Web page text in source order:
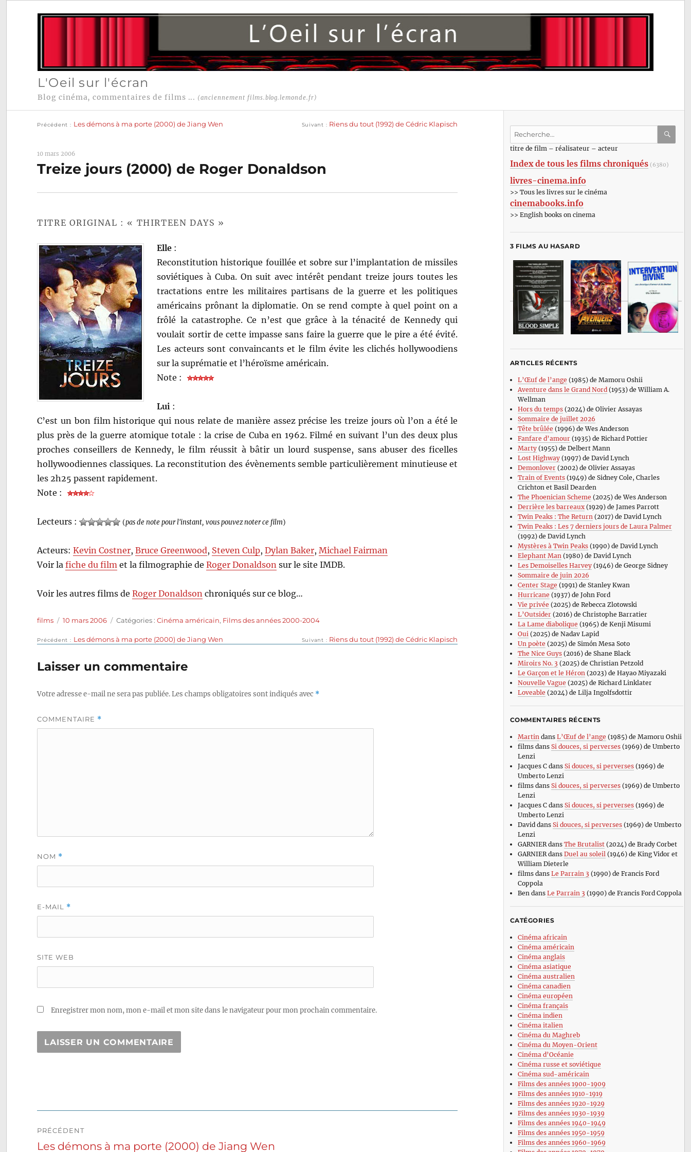
L'Oeil sur l'écran
Blog cinéma, commentaires de films ... (anciennement films.blog.lemonde.fr)
Navigation
l’article
Précédent Les démons à ma porte (2000) de Jiang Wen Suivant Riens du tout (1992) de Cédric Klapisch
10 mars 2006
Treize jours (2000) de Roger Donaldson
TITRE ORIGINAL : « THIRTEEN DAYS »
Elle :
Reconstitution historique fouillée et sobre sur l’implantation de missiles
soviétiques à Cuba. On suit avec intérêt pendant treize jours toutes les
tractations entre les militaires partisans de la guerre et les politiques
américains prônant la diplomatie. On se rend compte à quel point on a
frôlé la catastrophe. Ce n’est que grâce à la ténacité de Kennedy qui
voulait sortir de cette impasse sans faire la guerre que le pire a été évité.
Les acteurs sont convaincants et le film évite les clichés hollywoodiens
sur la suprématie et l’héroïsme américain.
Note :
Lui :
C’est un bon film historique qui nous relate de manière assez précise les treize jours où l’on a été le
plus près de la guerre atomique totale : la crise de Cuba en 1962. Filmé en suivant l’un des deux plus
proches conseillers de Kennedy, le film réussit à bâtir un lourd suspense, sans abuser des ficelles
hollywoodiennes classiques. La reconstitution des évènements semble particulièrement minutieuse et
les 2h25 passent rapidement.
Note :
Lecteurs : (pas de note pour l'instant, vous pouvez noter ce film)
Acteurs:Kevin Costner,Bruce Greenwood, Steven Culp,Dylan Baker,Michael Fairman
Voir lafiche du film et la filmographie deRoger Donaldson sur le site IMDB.
Voir les autres films deRoger Donaldson chroniqués sur ce blog…
Auteur
films
Publié
10 mars 2006 Catégories
Catégories :Cinéma américain, Films des années 2000-2004
Navigation
de
l’article
Précédent
Publication
Les démons à ma porte (2000) de Jiang Wen Suivant
Publication
Riens du tout (1992) de Cédric Klapisch
Laisser un commentaire
Votre adresse e-mail ne sera pas publiée.Les champs obligatoires sont indiqués avec *
COMMENTAIRE *
NOM *
E-MAIL *
SITE WEB
Enregistrer mon nom, mon e-mail et mon site dans le navigateur pour mon prochain commentaire.
de
PRÉCÉDENT
Publication
Les démons à ma porte (2000) de Jiang Wen
Recherche
:titre de film – réalisateur – acteur
Index de tous les films chroniqués (6380)
livres-cinema.info
>> Tous les livres sur le cinéma
cinemabooks.info
>> English books on cinema
3 FILMS AU HASARD
ARTICLES RÉCENTS
L’Œuf de l’ange (1985) de Mamoru Oshii
Aventure dans le Grand Nord(1953) de William A.
Wellman
Hors du temps(2024) de Olivier Assayas
Sommaire de juillet 2026
Tête brûlée (1996) de Wes Anderson
Fanfare d’amour(1935) de Richard Pottier
Marty(1955) de Delbert Mann
Lost Highway(1997) de David Lynch
Demonlover(2002) de Olivier Assayas
Train of Events(1949) de Sidney Cole, Charles
Crichton et Basil Dearden
The Phoenician Scheme (2025) de Wes Anderson
Derrière les barreaux(1929) de James Parrott
Twin Peaks : The Return(2017) de David Lynch
Twin Peaks : Les 7 derniers jours de Laura Palmer
(1992) de David Lynch
Mystères à Twin Peaks(1990) de David Lynch
Elephant Man(1980) de David Lynch
Les Demoiselles Harvey(1946) de George Sidney
Sommaire de juin 2026
Center Stage (1991) de Stanley Kwan
Hurricane (1937) de John Ford
Vie privée (2025) de Rebecca Zlotowski
L’Outsider(2016) de Christophe Barratier
La Lame diabolique (1965) de Kenji Misumi
Oui(2025) de Nadav Lapid
Un poète (2025) de Simón Mesa Soto
The Nice Guys(2016) de Shane Black
Miroirs No. 3 (2025) de Christian Petzold
Le Garçon et le Héron(2023) de Hayao Miyazaki
Nouvelle Vague (2025) de Richard Linklater
Loveable (2024) de Lilja Ingolfsdottir
COMMENTAIRES RÉCENTS
Martin dans L’Œuf de l’ange (1985) de Mamoru Oshii
filmsdans Si douces, si perverses(1969) de Umberto
Lenzi
Jacques Cdans Si douces, si perverses(1969) de
Umberto Lenzi
filmsdans Si douces, si perverses(1969) de Umberto
Lenzi
Jacques Cdans Si douces, si perverses(1969) de
Umberto Lenzi
David dans Si douces, si perverses(1969) de Umberto
Lenzi
GARNIERdans The Brutalist(2024) de Brady Corbet
GARNIERdans Duel au soleil (1946) de King Vidor et
William Dieterle
filmsdans Le Parrain 3 (1990) de Francis Ford
Coppola
Ben dans Le Parrain 3 (1990) de Francis Ford Coppola
CATÉGORIES
Cinéma africain
Cinéma américain
Cinéma anglais
Cinéma asiatique
Cinéma australien
Cinéma canadien
Cinéma européen
Cinéma français
Cinéma indien
Cinéma italien
Cinéma du Maghreb
Cinéma du Moyen-Orient
Cinéma d’Océanie
Cinéma russe et soviétique
Cinéma sud-américain
Films des années 1900-1909
Films des années 1910-1919
Films des années 1920-1929
Films des années 1930-1939
Films des années 1940-1949
Films des années 1950-1959
Films des années 1960-1969